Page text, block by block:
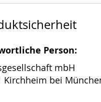
Person:
mbH
Kirchheim bei